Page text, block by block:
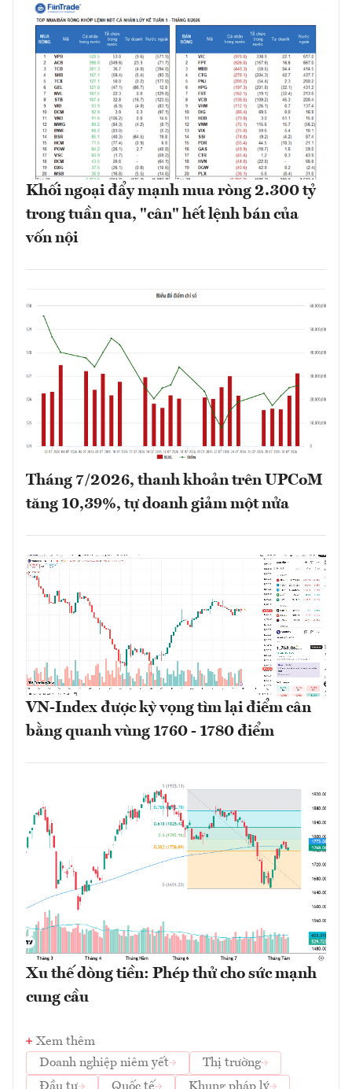
Khối ngoại đẩy mạnh mua ròng 2.300 tỷ
trong tuần qua, "cân" hết lệnh bán của
vốn nội
Tháng 7/2026, thanh khoản trên UPCoM
tăng 10,39%, tự doanh giảm một nửa
VN-Index được kỳ vọng tìm lại điểm cân
bằng quanh vùng 1760 - 1780 điểm
Xu thế dòng tiền: Phép thử cho sức mạnh
cung cầu
Xem thêm
Doanh nghiệp niêm yết
Thị trường